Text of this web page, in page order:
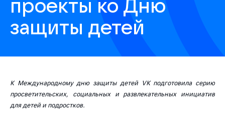
проекты ко Дню
защиты детей
К Международному дню защиты детей VK подготовила серию
просветительских, социальных и развлекательных инициатив
для детей и подростков.